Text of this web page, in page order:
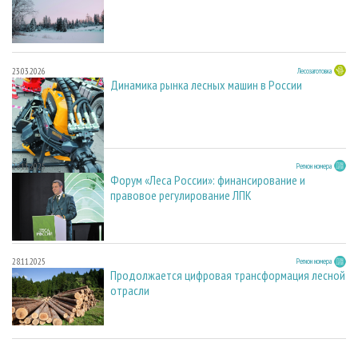
23.03.2026 Лесозаготовка
Динамика рынка лесных машин в России
28.11.2025 Регион номера
Форум «Леса России»: финансирование и
правовое регулирование ЛПК
28.11.2025 Регион номера
Продолжается цифровая трансформация лесной
отрасли